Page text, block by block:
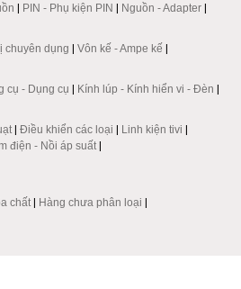
| PIN - Phụ kiện PIN | Nguồn - Adapter |
chuyên dụng | Vôn kế - Ampe kế |
cụ - Dụng cụ | Kính lúp - Kính hiển vi - Đèn |
| Điều khiển các loại | Linh kiện tivi |
điện - Nồi áp suất |
chất | Hàng chưa phân loại |